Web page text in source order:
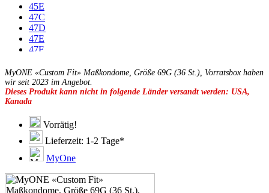
45E
47C
47D
47E
47F
49D
49E
49F
49G
51C
51D
51E
51F
51G
53C
53D
MyONE «Custom Fit» Maßkondome, Größe 69G (36 St.), Vorratsbox haben
wir seit 2023 im Angebot.
Dieses Produkt kann nicht in folgende Länder versandt werden: USA,
Kanada
Vorrätig!
Lieferzeit: 1-2 Tage*
MyOne